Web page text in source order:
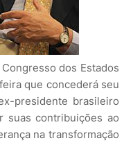
dos Estados
que concederá seu
presidente brasileiro
suas contribuições ao
na transformação